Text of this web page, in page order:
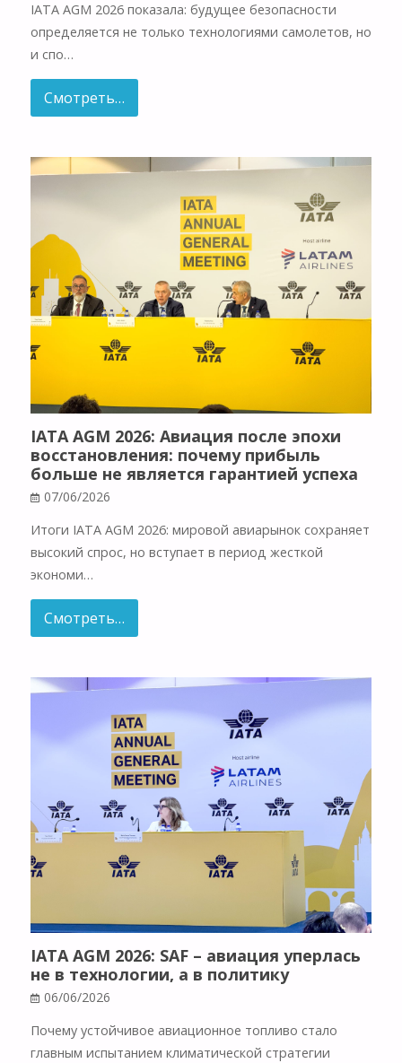
IATA AGM 2026 показала: будущее безопасности
определяется не только технологиями самолетов, но
и спо…
Смотреть…
IATA AGM 2026: Авиация после эпохи
восстановления: почему прибыль
больше не является гарантией успеха
07/06/2026
Итоги IATA AGM 2026: мировой авиарынок сохраняет
высокий спрос, но вступает в период жесткой
экономи…
Смотреть…
IATA AGM 2026: SAF – авиация уперлась
не в технологии, а в политику
06/06/2026
Почему устойчивое авиационное топливо стало
главным испытанием климатической стратегии